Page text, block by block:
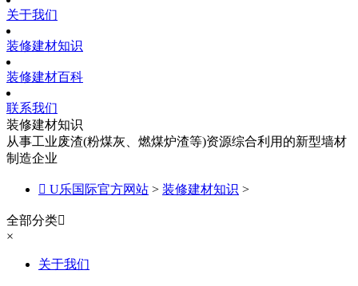
关于我们
装修建材知识
装修建材百科
联系我们
装修建材知识
从事工业废渣(粉煤灰、燃煤炉渣等)资源综合利用的新型墙材
制造企业
 U乐国际官方网站 > 装修建材知识 >
全部分类
×
关于我们